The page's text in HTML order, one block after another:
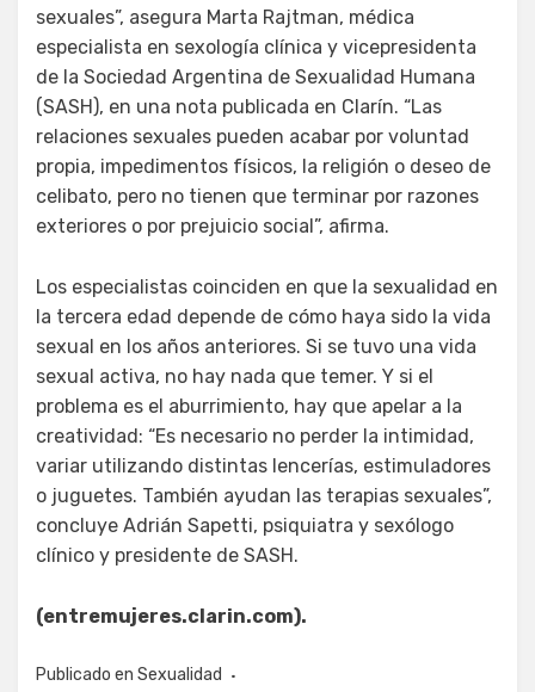
sexuales”, asegura Marta Rajtman, médica
especialista en sexología clínica y vicepresidenta
de la Sociedad Argentina de Sexualidad Humana
(SASH), en una nota publicada en Clarín. “Las
relaciones sexuales pueden acabar por voluntad
propia, impedimentos físicos, la religión o deseo de
celibato, pero no tienen que terminar por razones
exteriores o por prejuicio social”, afirma.
Los especialistas coinciden en que la sexualidad en
la tercera edad depende de cómo haya sido la vida
sexual en los años anteriores. Si se tuvo una vida
sexual activa, no hay nada que temer. Y si el
problema es el aburrimiento, hay que apelar a la
creatividad: “Es necesario no perder la intimidad,
variar utilizando distintas lencerías, estimuladores
o juguetes. También ayudan las terapias sexuales”,
concluye Adrián Sapetti, psiquiatra y sexólogo
clínico y presidente de SASH.
(entremujeres.clarin.com).
Publicado en Sexualidad